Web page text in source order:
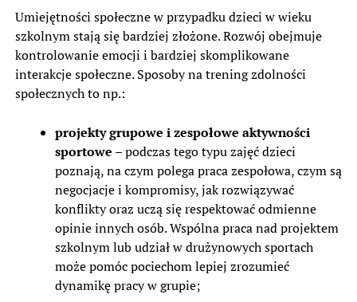
Umiejętności społeczne w przypadku dzieci w wieku
szkolnym stają się bardziej złożone. Rozwój obejmuje
kontrolowanie emocji i bardziej skomplikowane
interakcje społeczne. Sposoby na trening zdolności
społecznych to np.:
projekty grupowe i zespołowe aktywności
sportowe – podczas tego typu zajęć dzieci
poznają, na czym polega praca zespołowa, czym są
negocjacje i kompromisy, jak rozwiązywać
konflikty oraz uczą się respektować odmienne
opinie innych osób. Wspólna praca nad projektem
szkolnym lub udział w drużynowych sportach
może pomóc pociechom lepiej zrozumieć
dynamikę pracy w grupie;